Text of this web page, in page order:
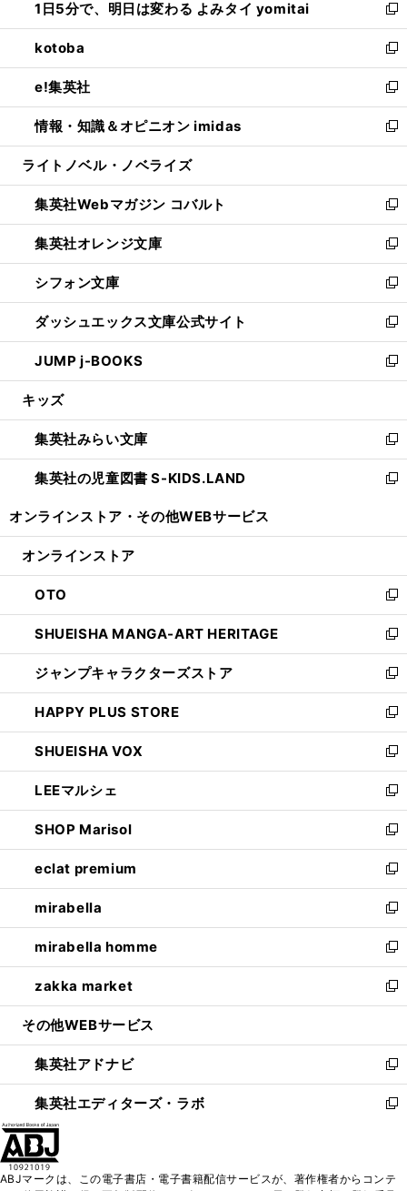
で
開
く
ド
ウ
で
開
く
ィ
ン
ド
ウ
で
開
く
い
ウ
ィ
ン
ド
ウ
で
開
1日5分で、明日は変わる よみタイ yomitai
新
し
い
ウ
ィ
ン
ド
ウ
開
く
kotoba
新
し
い
ウ
ィ
ン
ウ
で
開
く
e!集英社
新
し
い
ウ
ン
ド
ウ
で
開
く
情報・知識＆オピニオン imidas
新
し
ウ
ィ
ン
ド
ウ
で
開
く
ライトノベル・ノベライズ
集英社Webマガジン コバルト
新
し
い
ウ
ィ
ン
ド
ウ
で
開
集英社オレンジ文庫
新
し
い
ウ
ィ
ン
ド
ウ
開
く
シフォン文庫
新
し
い
ウ
ィ
ン
ウ
で
開
く
ダッシュエックス文庫公式サイト
新
し
い
ウ
ン
ド
ウ
で
JUMP j-BOOKS
新
し
ウ
ィ
ン
ド
開
キッズ
集英社みらい文庫
新
し
い
ン
ウ
で
開
く
集英社の児童図書 S-KIDS.LAND
新
ウ
ン
ド
ウ
で
開
く
オンラインストア・ その他WEBサービス
オンラインストア
OTO
新
し
い
ウ
ィ
ン
ド
ウ
で
開
く
SHUEISHA MANGA-ART HERITAGE
新
し
い
ウ
ィ
ン
ド
ウ
で
開
く
ジャンプキャラクターズストア
新
し
い
ウ
ィ
ン
ド
ウ
で
開
く
HAPPY PLUS STORE
新
し
い
ウ
ィ
ン
ド
ウ
で
開
く
SHUEISHA VOX
新
し
い
ウ
ィ
ン
ド
ウ
で
開
く
LEEマルシェ
新
し
い
ウ
ィ
ン
ド
ウ
で
開
く
SHOP Marisol
新
し
い
ウ
ィ
ン
ド
ウ
で
開
eclat premium
新
し
い
ウ
ィ
ン
ド
ウ
開
く
mirabella
新
し
い
ウ
ィ
ン
ウ
で
開
く
mirabella homme
新
し
い
ウ
ン
ド
ウ
で
zakka market
新
し
ウ
ィ
ン
ド
く
その他WEBサービス
集英社アドナビ
新
し
い
ド
集英社エディターズ・ラボ
新
ィ
ABJマークは、この電子書店・電子書籍配信サービスが、著作権者からコンテ